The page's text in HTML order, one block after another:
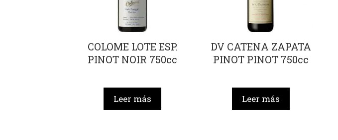
COLOME LOTE ESP.
PINOT NOIR 750cc
Leer más
DV CATENA ZAPATA
PINOT PINOT 750cc
Leer más